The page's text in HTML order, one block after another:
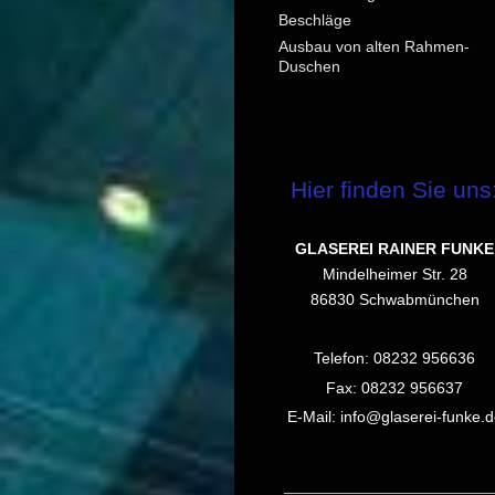
Beschläge
Ausbau von alten Rahmen-
Duschen
Hier finden Sie
GLASEREI RAINER FUNKE
Mindelheimer Str. 28
86830 Schwabmünchen
Telefon: 08232 956636
Fax: 08232 956637
E-Mail: info@glaserei-